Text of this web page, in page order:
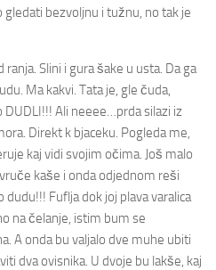
gledati bezvoljnu i tužnu, no tak je
Slini i gura šake u usta. Da ga
Ma kakvi. Tata je, gle čuda,
Ali neeee…prda silazi iz
Direkt k bjaceku. Pogleda me,
kaj vidi svojim očima. Još malo
kaše i onda odjednom reši
Fuflja dok joj plava varalica
na čelanje, istim bum se
A onda bu valjalo dve muhe ubiti
dva ovisnika. U dvoje bu lakše, kaj